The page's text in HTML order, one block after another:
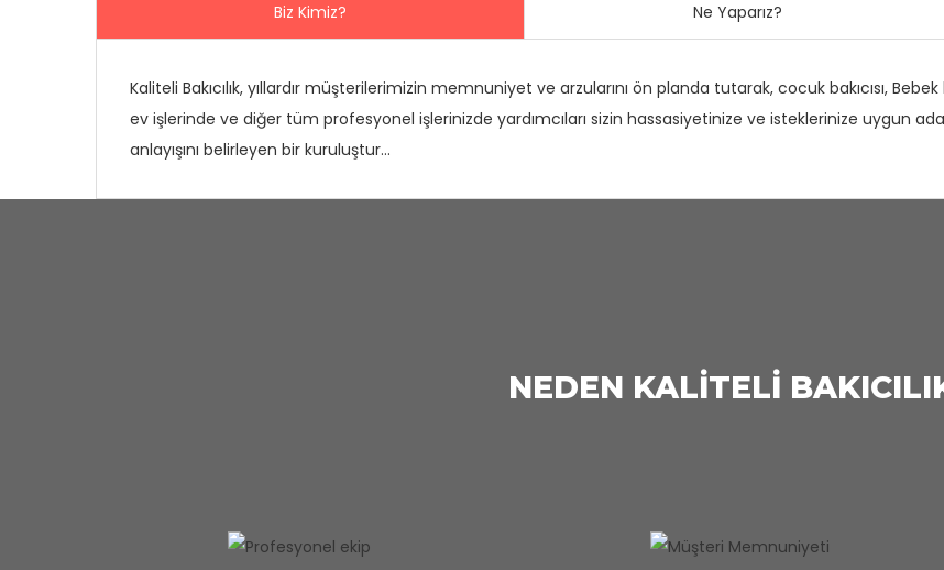
Biz Kimiz? Ne Yaparız?
Kaliteli Bakıcılık, yıllardır müşterilerimizin memnuniyet ve arzularını ön planda tutarak, cocuk bakıcısı, Bebek
ev işlerinde ve diğer tüm profesyonel işlerinizde yardımcıları sizin hassasiyetinize ve isteklerinize uygun
anlayışını belirleyen bir kuruluştur...
NEDEN KALİTELİ